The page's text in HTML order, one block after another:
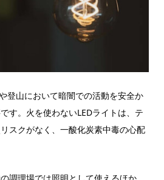
登山において暗闇での活動を安全か
す。火を使わないLEDライトは、テ
スクがなく、一酸化炭素中毒の心配
調理場では照明として使えるほか、